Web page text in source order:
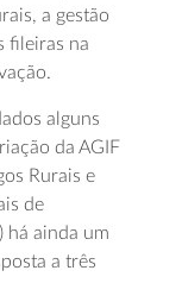
a gestão
fileiras na
alguns
da AGIF
Rurais e
de
há ainda um
a três